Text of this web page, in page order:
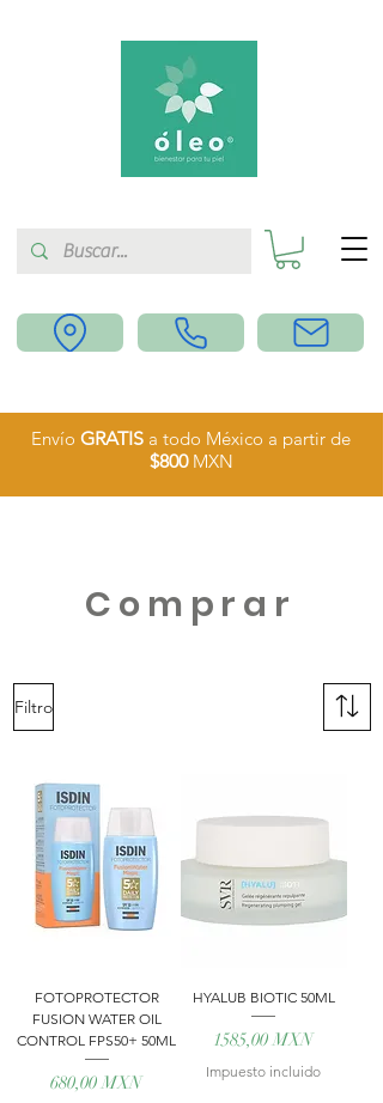
Envío GRATIS a todo México a partir de
$800 MXN
Comprar
Filtro
FOTOPROTECTOR
FUSION WATER OIL
CONTROL FPS50+ 50ML
Precio
680,00 MXN
HYALUB BIOTIC 50ML
Precio
1585,00 MXN
Impuesto incluido